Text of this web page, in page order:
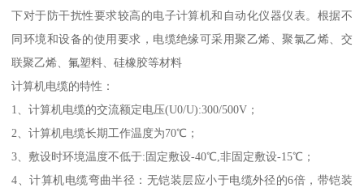
下对于防干扰性要求较高的电子计算机和自动化仪器仪表。根据不
同环境和设备的使用要求，电缆绝缘可采用聚乙烯、聚氯乙烯、交
联聚乙烯、氟塑料、硅橡胶等材料
计算机电缆的特性：
1、计算机电缆的交流额定电压(U0/U):300/500V；
2、计算机电缆长期工作温度为70℃；
3、敷设时环境温度不低于:固定敷设-40℃,非固定敷设-15℃；
4、计算机电缆弯曲半径：无铠装层应小于电缆外径的6倍，带铠装